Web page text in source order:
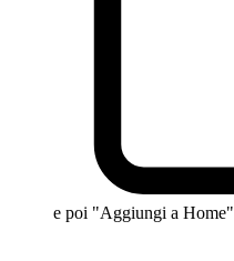
e poi "Aggiungi a Home"